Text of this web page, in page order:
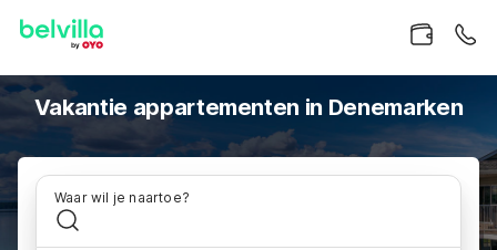
Vakantie appartementen in Denemarken
Waar wil je naartoe?